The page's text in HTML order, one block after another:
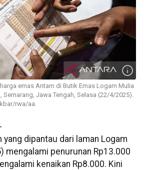
emas Antam di Butik Emas Logam Mulia
Semarang, Jawa Tengah, Selasa (22/4/2025).
rwa/aa.
yang dipantau dari laman Logam
mengalami penurunan Rp13.000
kenaikan Rp8.000. Kini